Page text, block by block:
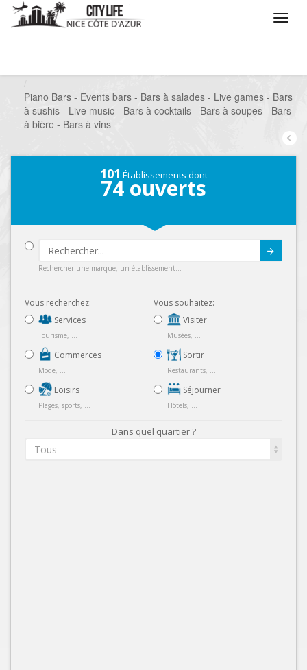
Piano Bars - Events bars - Bars à salades - Live games - Bars
à sushis - Live music - Bars à cocktails - Bars à soupes - Bars
à bière - Bars à vins
101 Établissements dont
74 ouverts
Rechercher une marque, un établissement...
Vous recherchez:
Services
Tourisme, ...
Commerces
Mode, ...
Loisirs
Plages, sports, ...
Vous souhaitez:
Visiter
Musées, ...
Sortir
Restaurants, ...
Séjourner
Hôtels, ...
Dans quel quartier ?
Tous